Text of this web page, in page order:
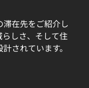
滞在先をご紹介し
しさ、そして住
されています。